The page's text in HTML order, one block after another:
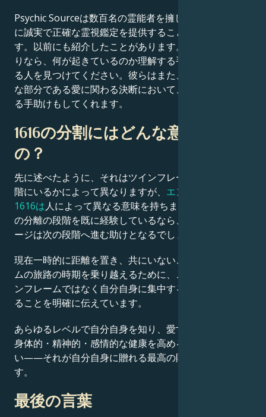
Psychic Sourceは数百名の霊能者を擁し、クライアント
に誠実で正確な霊視鑑定を提供することに専念していま
す。以前にも紹介したことがあります。人間関係でお困
りなら、何が起きているのか理解する手助けをしてくれ
る人を見つけてください。彼らはまた、人生で最も重要
な部分である愛に関わる決断において、正しい選択をす
る手助けもしてくれます。
1616の分割にはどんな意味がある
の？
先に述べたように、それはツインフレーム関係のどの段
階にいるかによって異なりますが、 エンジェルナンバー
1616は人によって異なる意味を持ちます。愛する人と
の分離の段階を既に経験しているなら、1616のメッセ
ージは次の段階へ進む助けとなるでしょう。
現在一時的に距離を置き、共にいないこのツインフレー
ムの旅路の時期を乗り越えるために、この天使は、ツイ
ンフレームではなく自分自身に集中することが有益であ
ることを明確に伝えています。
あらゆるレベルで自分自身を知り、愛すること。毎日、
身体的・精神的・感情的な健康を高めることを求めなさ
い——それが自分自身に贈れる最高の贈り物だからで
す。
最後の言葉